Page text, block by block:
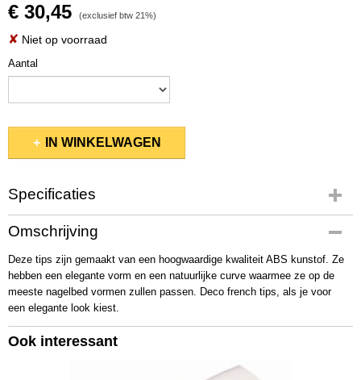
€ 30,45 (exclusief btw 21%)
✘ Niet op voorraad
Aantal
IN WINKELWAGEN
Specificaties
Productcode
TPWH17
Bruto gewicht
0,11 Kg
Omschrijving
Deze tips zijn gemaakt van een hoogwaardige kwaliteit ABS kunstof. Ze
hebben een elegante vorm en een natuurlijke curve waarmee ze op de
meeste nagelbed vormen zullen passen. Deco french tips, als je voor
een elegante look kiest.
Ook interessant